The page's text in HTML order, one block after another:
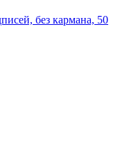
без кармана, 50